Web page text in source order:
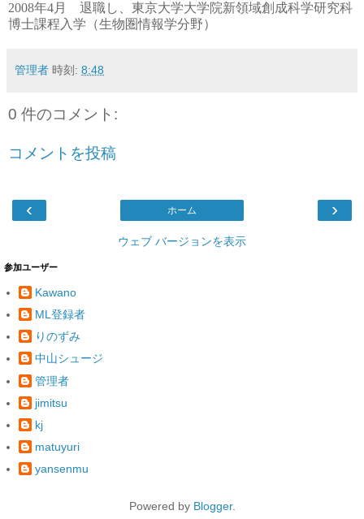
2008年4月 退職し、東京大学大学院新領域創成科学研究科
博士課程入学（生物圏情報学分野）
管理者 時刻: 8:48
0 件のコメント:
コメントを投稿
‹ ›
ホーム
ウェブ バージョンを表示
参加ユーザー
Kawano
ML登録者
りのずみ
中山シュージ
管理者
jimitsu
kj
matuyuri
yansenmu
Powered by Blogger.